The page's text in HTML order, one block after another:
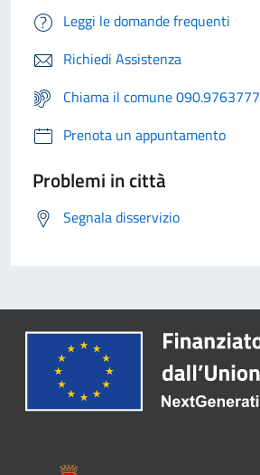
Leggi le domande frequenti
Richiedi Assistenza
Chiama il comune 090.9763777
Prenota un appuntamento
Problemi in città
Segnala disservizio